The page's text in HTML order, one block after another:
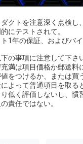
クトを注意深く点検
にテストされて。
1年の保証、およびバ
の事項に注意して下さ
満は項目価格か郵送
をつけるか、または
よって普通項目を取
低く評価しないし、
責任ではない。